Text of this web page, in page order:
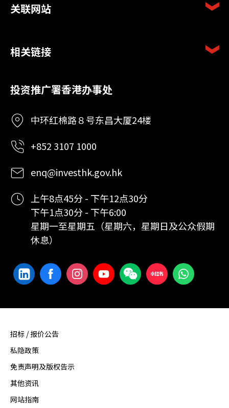
关联网站
相关链接
投资推广署香港办事处
中环红棉路８号东昌大厦24楼
+852 3107 1000
enq@investhk.gov.hk
上午8点45分 - 下午12点30分
下午1点30分 - 下午6:00
星期一至星期五（星期六，星期日及公众假期
休息）
招标 / 报价公告
私隐政策
免责声明及版权告示
其他资讯
网站指南